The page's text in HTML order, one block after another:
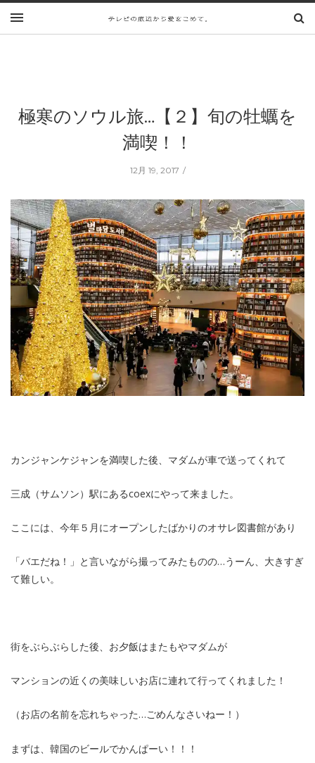
極寒のソウル旅…【２】旬の牡蠣を
満喫！！
12月 19, 2017
カンジャンケジャンを満喫した後、マダムが車で送ってくれて
三成（サムソン）駅にあるcoexにやって来ました。
ここには、今年５月にオープンしたばかりのオサレ図書館があり
「バエだね！」と言いながら撮ってみたものの…うーん、大きすぎ
て難しい。
街をぶらぶらした後、お夕飯はまたもやマダムが
マンションの近くの美味しいお店に連れて行ってくれました！
（お店の名前を忘れちゃった…ごめんなさいねー！）
まずは、韓国のビールでかんぱーい！！！